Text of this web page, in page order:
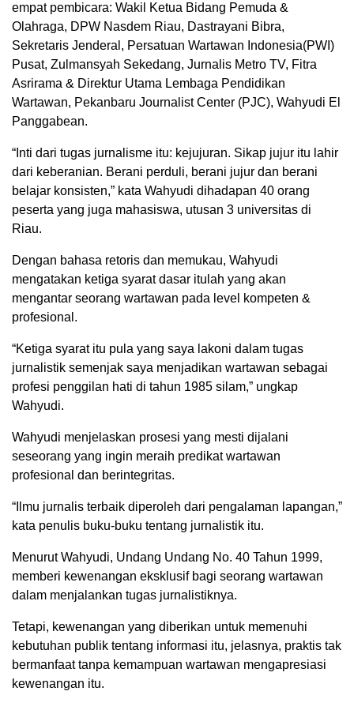
empat pembicara: Wakil Ketua Bidang Pemuda &
Olahraga, DPW Nasdem Riau, Dastrayani Bibra,
Sekretaris Jenderal, Persatuan Wartawan Indonesia(PWI)
Pusat, Zulmansyah Sekedang, Jurnalis Metro TV, Fitra
Asrirama & Direktur Utama Lembaga Pendidikan
Wartawan, Pekanbaru Journalist Center (PJC), Wahyudi El
Panggabean.
“Inti dari tugas jurnalisme itu: kejujuran. Sikap jujur itu lahir
dari keberanian. Berani perduli, berani jujur dan berani
belajar konsisten,” kata Wahyudi dihadapan 40 orang
peserta yang juga mahasiswa, utusan 3 universitas di
Riau.
Dengan bahasa retoris dan memukau, Wahyudi
mengatakan ketiga syarat dasar itulah yang akan
mengantar seorang wartawan pada level kompeten &
profesional.
“Ketiga syarat itu pula yang saya lakoni dalam tugas
jurnalistik semenjak saya menjadikan wartawan sebagai
profesi penggilan hati di tahun 1985 silam,” ungkap
Wahyudi.
Wahyudi menjelaskan prosesi yang mesti dijalani
seseorang yang ingin meraih predikat wartawan
profesional dan berintegritas.
“Ilmu jurnalis terbaik diperoleh dari pengalaman lapangan,”
kata penulis buku-buku tentang jurnalistik itu.
Menurut Wahyudi, Undang Undang No. 40 Tahun 1999,
memberi kewenangan eksklusif bagi seorang wartawan
dalam menjalankan tugas jurnalistiknya.
Tetapi, kewenangan yang diberikan untuk memenuhi
kebutuhan publik tentang informasi itu, jelasnya, praktis tak
bermanfaat tanpa kemampuan wartawan mengapresiasi
kewenangan itu.